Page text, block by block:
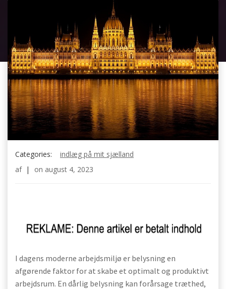
Categories:
indlæg på mit sjælland
af | on august 4, 2023
I dagens moderne arbejdsmiljø er belysning en
afgørende faktor for at skabe et optimalt og produktivt
arbejdsrum. En dårlig belysning kan forårsage træthed,